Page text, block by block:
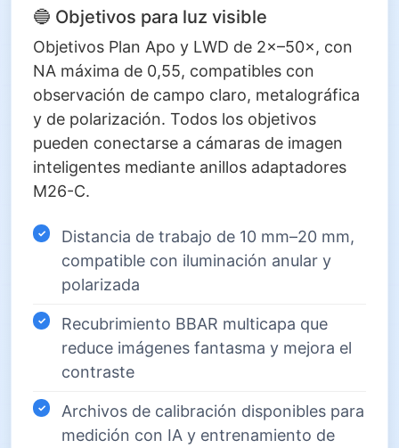
🔵 Objetivos para luz visible
Objetivos Plan Apo y LWD de 2×–50×, con
NA máxima de 0,55, compatibles con
observación de campo claro, metalográfica
y de polarización. Todos los objetivos
pueden conectarse a cámaras de imagen
inteligentes mediante anillos adaptadores
M26-C.
Distancia de trabajo de 10 mm–20 mm,
compatible con iluminación anular y
polarizada
Recubrimiento BBAR multicapa que
reduce imágenes fantasma y mejora el
contraste
Archivos de calibración disponibles para
medición con IA y entrenamiento de